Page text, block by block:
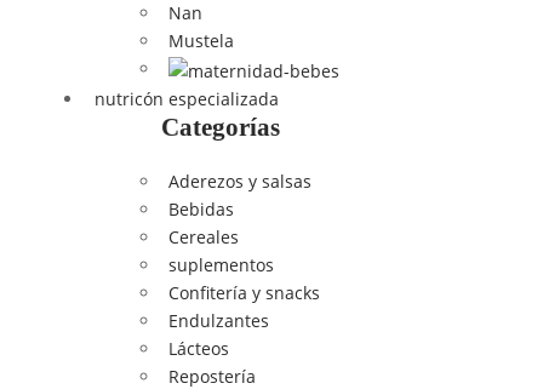
Nan
Mustela
nutricón especializada
Categorías
Aderezos y salsas
Bebidas
Cereales
suplementos
Confitería y snacks
Endulzantes
Lácteos
Repostería